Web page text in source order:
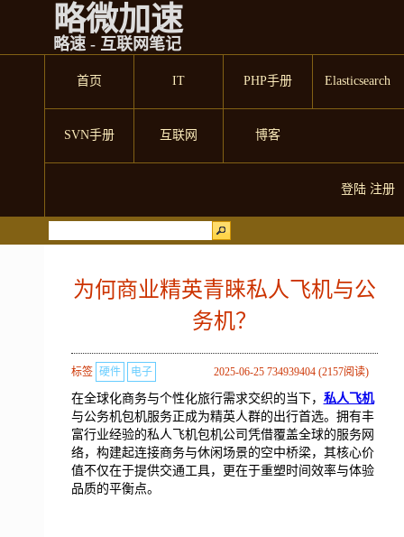
略微加速
略速 - 互联网笔记
首页 IT PHP手册 Elasticsearch
SVN手册 互联网 博客
登陆 注册
为何商业精英青睐私人飞机与公
务机？
2025-06-25 734939404 (2157阅读)
标签 硬件 电子
在全球化商务与个性化旅行需求交织的当下， 私人飞机
与公务机包机服务正成为精英人群的出行首选。拥有丰
富行业经验的私人飞机包机公司凭借覆盖全球的服务网
络，构建起连接商务与休闲场景的空中桥梁，其核心价
值不仅在于提供交通工具，更在于重塑时间效率与体验
品质的平衡点。